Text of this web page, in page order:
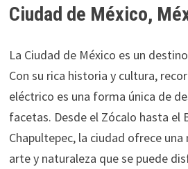
Ciudad de México,
La Ciudad de México es un
Con su rica historia y cultura,
eléctrico es una forma única de
facetas. Desde el Zócalo hasta el
Chapultepec, la ciudad ofrece
arte y naturaleza que se puede